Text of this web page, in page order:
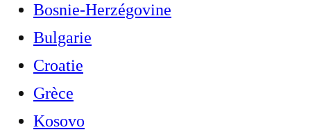
Bosnie-Herzégovine
Bulgarie
Croatie
Grèce
Kosovo